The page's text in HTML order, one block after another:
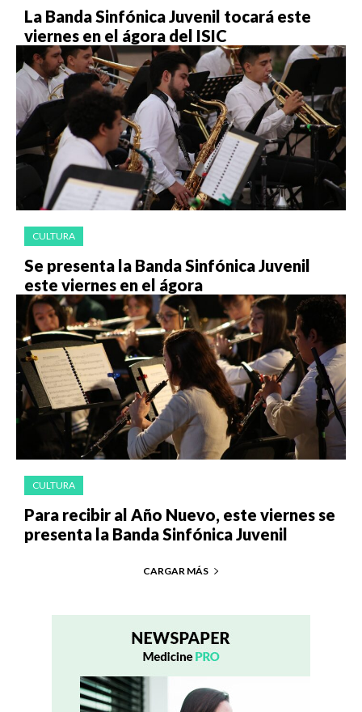
La Banda Sinfónica Juvenil tocará este
viernes en el ágora del ISIC
CULTURA
Se presenta la Banda Sinfónica Juvenil
este viernes en el ágora
CULTURA
Para recibir al Año Nuevo, este viernes se
presenta la Banda Sinfónica Juvenil
CARGAR MÁS